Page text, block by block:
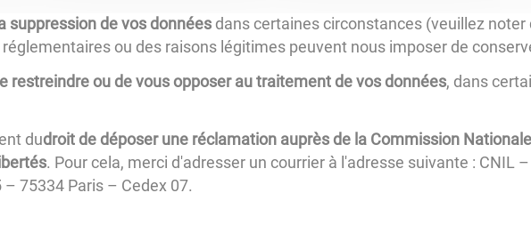
suppression de vos donnéesdans certaines circonstances (veuillez noter
ou des raisons légitimes peuvent nous imposer de
restreindre ou de vous opposer au traitement de vos données, dans
dudroit de déposer une réclamation auprès de la Commission
. Pour cela, merci d'adresser un courrier à l'adresse suivante : CNIL
75334 Paris – Cedex 07.